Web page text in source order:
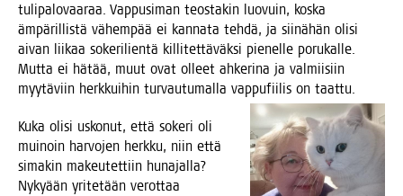
tuli­pa­lo­vaa­raa. Vap­pusi­man teos­ta­kin luo­vuin, kos­ka
ämpä­ril­lis­tä vähem­pää ei kan­na­ta teh­dä, ja sii­nä­hän oli­si
aivan lii­kaa soke­ri­lien­tä kil­li­tet­tä­väk­si pie­nel­le poru­kal­le.
Mut­ta ei hätää, muut ovat olleet ahke­ri­na ja val­mii­siin
myy­tä­viin herk­kui­hin tur­vau­tu­mal­la vap­pu­fii­lis on taattu.
Kuka oli­si usko­nut, että soke­ri oli
mui­noin har­vo­jen herk­ku, niin että
sima­kin makeu­tet­tiin huna­jal­la?
Nyky­ään yri­te­tään verot­taa